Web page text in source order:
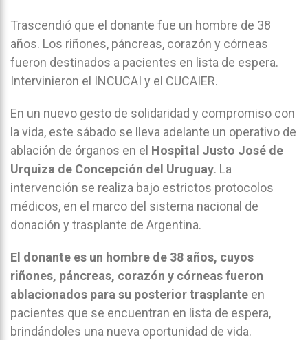
Trascendió que el donante fue un hombre de 38
años. Los riñones, páncreas, corazón y córneas
fueron destinados a pacientes en lista de espera.
Intervinieron el INCUCAI y el CUCAIER.
En un nuevo gesto de solidaridad y compromiso con
la vida, este sábado se lleva adelante un operativo de
ablación de órganos en el Hospital Justo José de
Urquiza de Concepción del Uruguay. La
intervención se realiza bajo estrictos protocolos
médicos, en el marco del sistema nacional de
donación y trasplante de Argentina.
El donante es un hombre de 38 años, cuyos
riñones, páncreas, corazón y córneas fueron
ablacionados para su posterior trasplante en
pacientes que se encuentran en lista de espera,
brindándoles una nueva oportunidad de vida.